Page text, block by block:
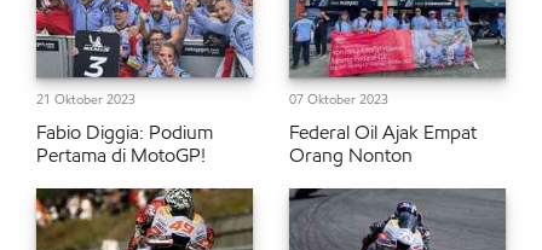
21 Oktober 2023
Fabio Diggia: Podium
Pertama di MotoGP!
07 Oktober 2023
Federal Oil Ajak Empat
Orang Nonton